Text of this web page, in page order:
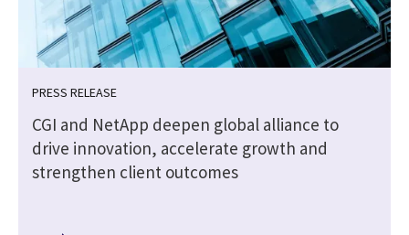
PRESS RELEASE
CGI and NetApp deepen global alliance to
drive innovation, accelerate growth and
strengthen client outcomes